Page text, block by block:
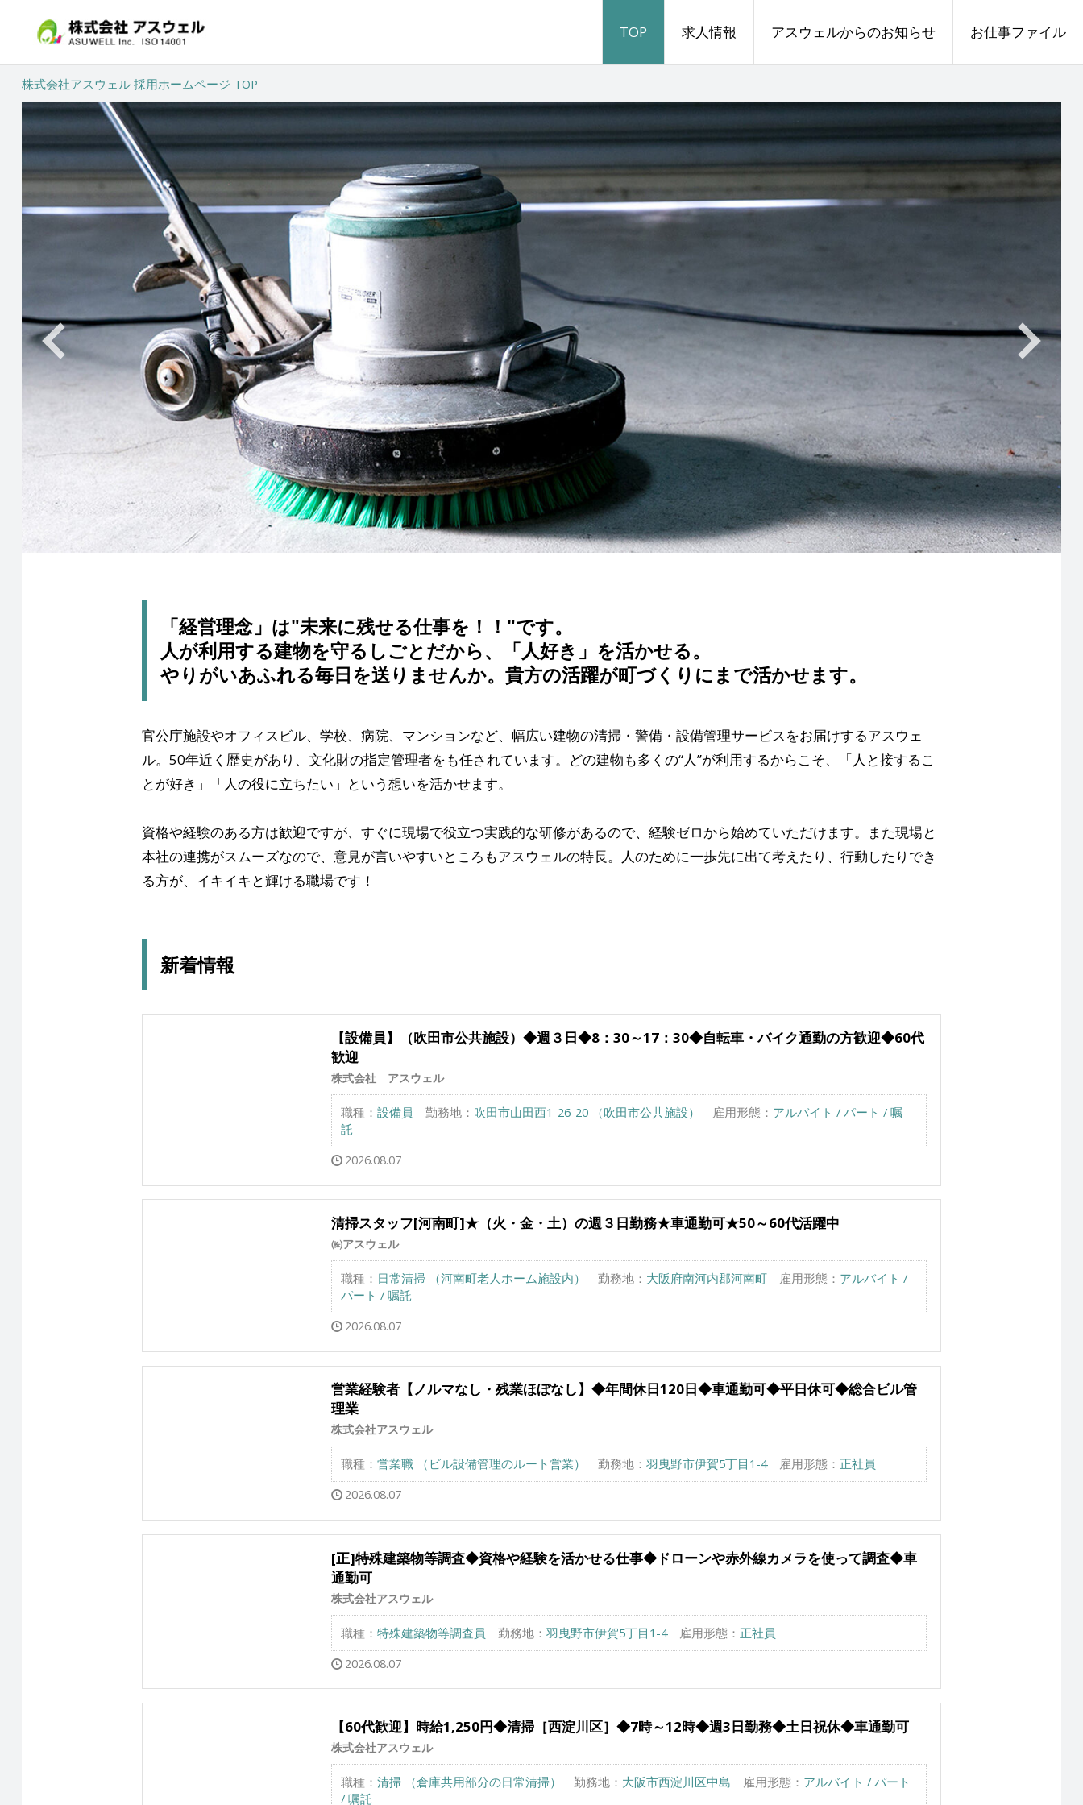
TOP 求人情報 アスウェルからのお知らせ お仕事ファイル
株式会社アスウェル 採用ホームページ TOP
「経営理念」は"未来に残せる仕事を！！"です。
人が利用する建物を守るしごとだから、「人好き」を活かせる。
やりがいあふれる毎日を送りませんか。貴方の活躍が町づくりにまで活かせます。
官公庁施設やオフィスビル、学校、病院、マンションなど、幅広い建物の清掃・警備・設備管理サービスをお届けするアスウェ
ル。50年近く歴史があり、文化財の指定管理者をも任されています。どの建物も多くの“人”が利用するからこそ、「人と接するこ
とが好き」「人の役に立ちたい」という想いを活かせます。
資格や経験のある方は歓迎ですが、すぐに現場で役立つ実践的な研修があるので、経験ゼロから始めていただけます。また現場と
本社の連携がスムーズなので、意見が言いやすいところもアスウェルの特長。人のために一歩先に出て考えたり、行動したりでき
る方が、イキイキと輝ける職場です！
新着情報
【設備員】（吹田市公共施設）◆週３日◆8：30～17：30◆自転車・バイク通勤の方歓迎◆60代
歓迎
株式会社 アスウェル
職種： 設備員 勤務地： 吹田市山田西1-26-20 （吹田市公共施設） 雇用形態： アルバイト / パート / 嘱
託
2026.08.07
清掃スタッフ[河南町]★（火・金・土）の週３日勤務★車通勤可★50～60代活躍中
㈱アスウェル
職種： 日常清掃 （河南町老人ホーム施設内） 勤務地： 大阪府南河内郡河南町 雇用形態： アルバイト /
パート / 嘱託
2026.08.07
営業経験者【ノルマなし・残業ほぼなし】◆年間休日120日◆車通勤可◆平日休可◆総合ビル管
理業
株式会社アスウェル
職種： 営業職 （ビル設備管理のルート営業） 勤務地： 羽曳野市伊賀5丁目1-4 雇用形態： 正社員
2026.08.07
[正]特殊建築物等調査◆資格や経験を活かせる仕事◆ドローンや赤外線カメラを使って調査◆車
通勤可
株式会社アスウェル
職種： 特殊建築物等調査員 勤務地： 羽曳野市伊賀5丁目1-4 雇用形態： 正社員
2026.08.07
【60代歓迎】時給1,250円◆清掃［西淀川区］◆7時～12時◆週3日勤務◆土日祝休◆車通勤可
株式会社アスウェル
職種： 清掃 （倉庫共用部分の日常清掃） 勤務地： 大阪市西淀川区中島 雇用形態： アルバイト / パート
/ 嘱託